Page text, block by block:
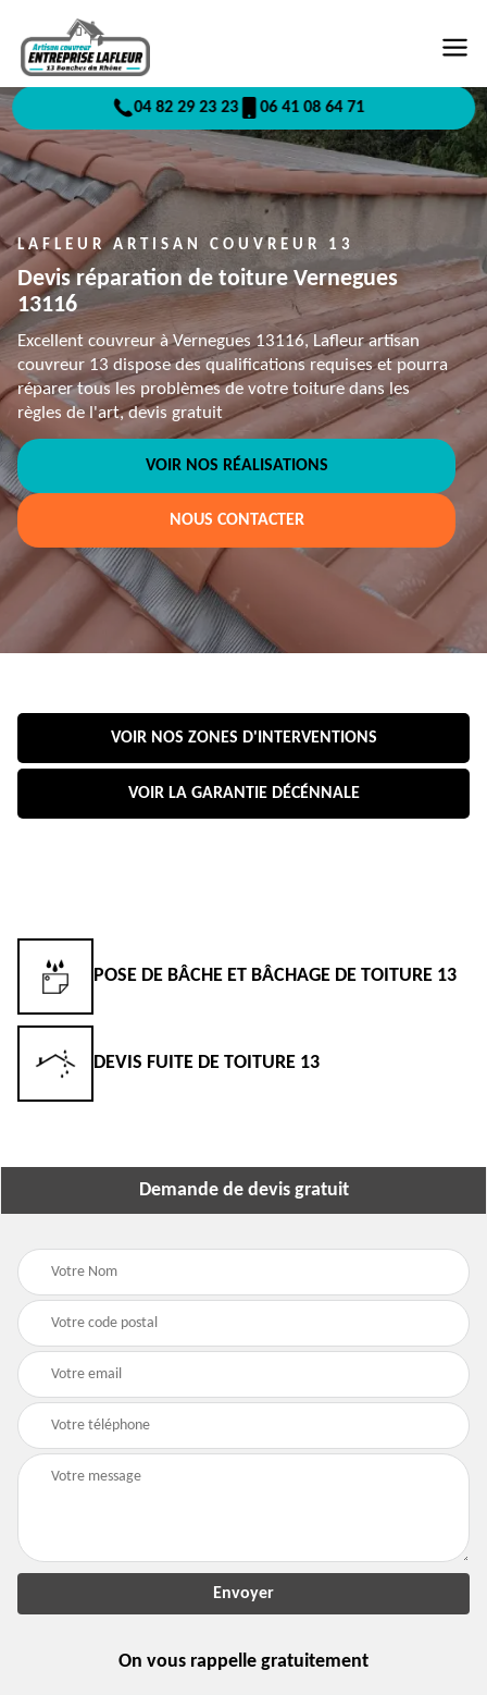
04 82 29 23 23 06 41 08 64 71
LAFLEUR ARTISAN COUVREUR 13
Devis réparation de toiture Vernegues
13116
Excellent couvreur à Vernegues 13116, Lafleur artisan
couvreur 13 dispose des qualifications requises et pourra
réparer tous les problèmes de votre toiture dans les
règles de l'art, devis gratuit
VOIR NOS RÉALISATIONS
NOUS CONTACTER
VOIR NOS ZONES D'INTERVENTIONS
VOIR LA GARANTIE DÉCÉNNALE
POSE DE BÂCHE ET BÂCHAGE DE TOITURE 13
DEVIS FUITE DE TOITURE 13
Demande de devis gratuit
On vous rappelle gratuitement